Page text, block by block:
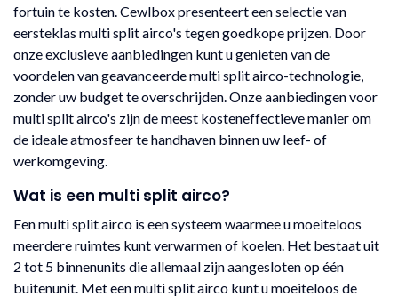
fortuin te kosten. Cewlbox presenteert een selectie van
eersteklas multi split airco's tegen goedkope prijzen. Door
onze exclusieve aanbiedingen kunt u genieten van de
voordelen van geavanceerde multi split airco-technologie,
zonder uw budget te overschrijden. Onze aanbiedingen voor
multi split airco's zijn de meest kosteneffectieve manier om
de ideale atmosfeer te handhaven binnen uw leef- of
werkomgeving.
Wat is een multi split airco?
Een multi split airco is een systeem waarmee u moeiteloos
meerdere ruimtes kunt verwarmen of koelen. Het bestaat uit
2 tot 5 binnenunits die allemaal zijn aangesloten op één
buitenunit. Met een multi split airco kunt u moeiteloos de